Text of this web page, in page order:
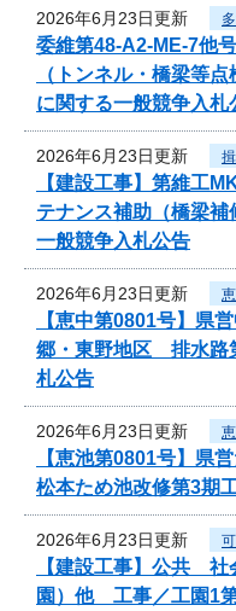
2026年6月23日更新
委維第48-A2-ME-7他
（トンネル・橋梁等
に関する一般競争入札
2026年6月23日更新
【建設工事】第維工
テナンス補助（橋梁
一般競争入札公告
2026年6月23日更新
【恵中第0801号】県
郷・東野地区 排水路
札公告
2026年6月23日更新
【恵池第0801号】
松本ため池改修第3期
2026年6月23日更新
【建設工事】公共 社
園）他 工事／工園1